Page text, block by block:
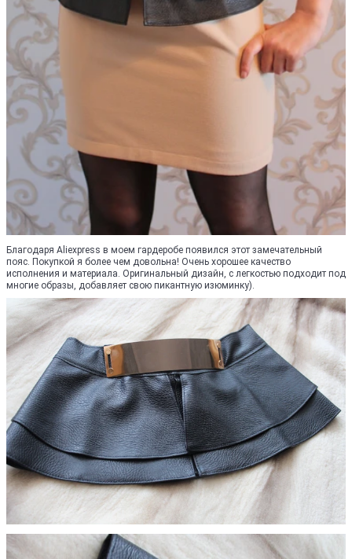
Благодаря Aliexpress в моем гардеробе появился этот замечательный
пояс. Покупкой я более чем довольна! Очень хорошее качество
исполнения и материала. Оригинальный дизайн, с легкостью подходит под
многие образы, добавляет свою пикантную изюминку).